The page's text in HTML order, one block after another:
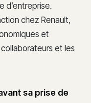
d’entreprise.
chez Renault,
et
et les
sa prise de